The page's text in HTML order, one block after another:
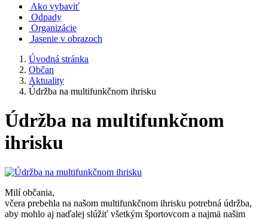
Ako vybaviť
Odpady
Organizácie
Jasenie v obrazoch
Úvodná stránka
Občan
Aktuality
Údržba na multifunkčnom ihrisku
Údržba na multifunkčnom
ihrisku
Milí občania,
včera prebehla na našom multifunkčnom ihrisku potrebná údržba,
aby mohlo aj naďalej slúžiť všetkým športovcom a najmä našim